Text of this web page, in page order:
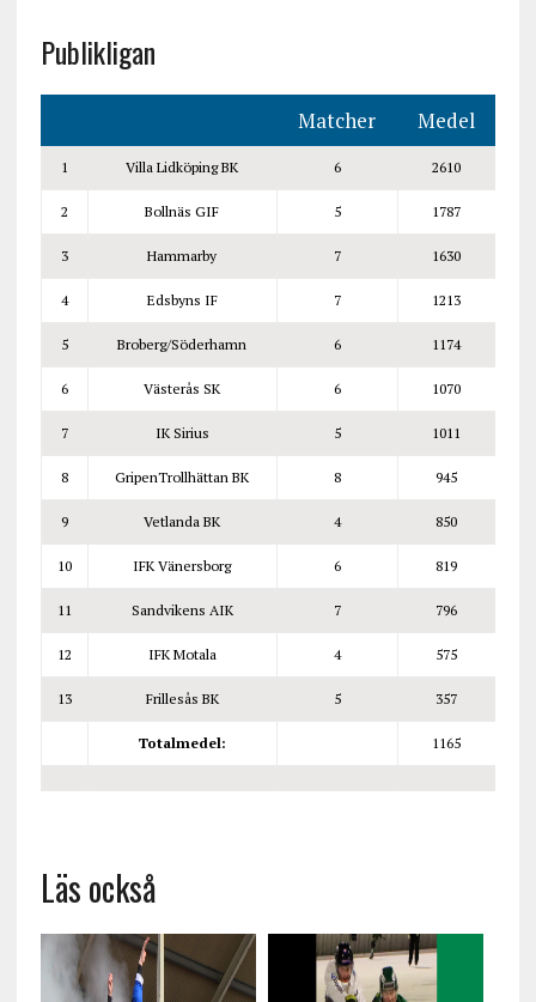
Publikligan
Matcher Medel
1 Villa Lidköping BK 6 2610
2 Bollnäs GIF 5 1787
3 Hammarby 7 1630
4 Edsbyns IF 7 1213
5 Broberg/Söderhamn 6 1174
6 Västerås SK 6 1070
7 IK Sirius 5 1011
8 GripenTrollhättan BK 8 945
9 Vetlanda BK 4 850
10 IFK Vänersborg 6 819
11 Sandvikens AIK 7 796
12 IFK Motala 4 575
13 Frillesås BK 5 357
Totalmedel: 1165
Läs också